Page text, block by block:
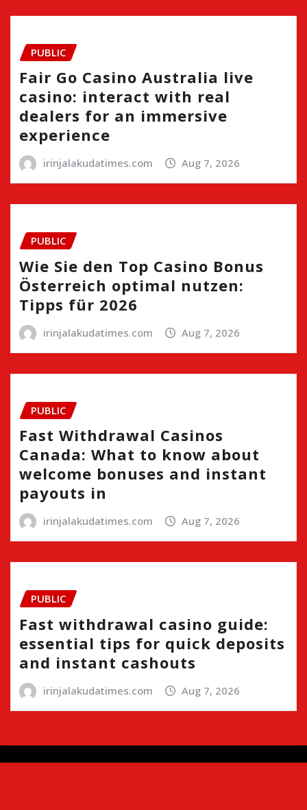
PUBLIC
Fair Go Casino Australia live
casino: interact with real
dealers for an immersive
experience
irinjalakudatimes.com Aug 7, 2026
PUBLIC
Wie Sie den Top Casino Bonus
Österreich optimal nutzen:
Tipps für 2026
irinjalakudatimes.com Aug 7, 2026
PUBLIC
Fast Withdrawal Casinos
Canada: What to know about
welcome bonuses and instant
payouts in
irinjalakudatimes.com Aug 7, 2026
PUBLIC
Fast withdrawal casino guide:
essential tips for quick deposits
and instant cashouts
irinjalakudatimes.com Aug 7, 2026